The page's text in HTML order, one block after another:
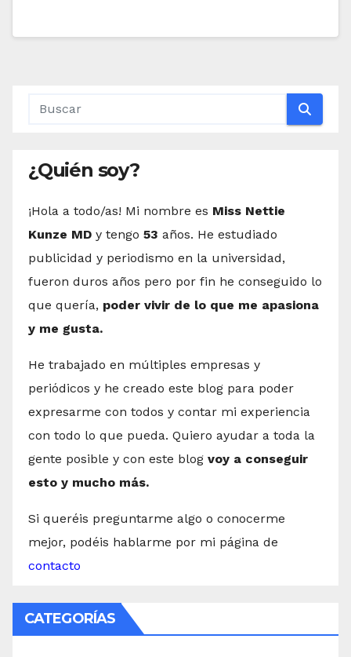
¿Quién soy?
¡Hola a todo/as! Mi nombre es Miss Nettie
Kunze MD y tengo 53 años. He estudiado
publicidad y periodismo en la universidad,
fueron duros años pero por fin he conseguido lo
que quería, poder vivir de lo que me apasiona
y me gusta.
He trabajado en múltiples empresas y
periódicos y he creado este blog para poder
expresarme con todos y contar mi experiencia
con todo lo que pueda. Quiero ayudar a toda la
gente posible y con este blog voy a conseguir
esto y mucho más.
Si queréis preguntarme algo o conocerme
mejor, podéis hablarme por mi página de
contacto
CATEGORÍAS